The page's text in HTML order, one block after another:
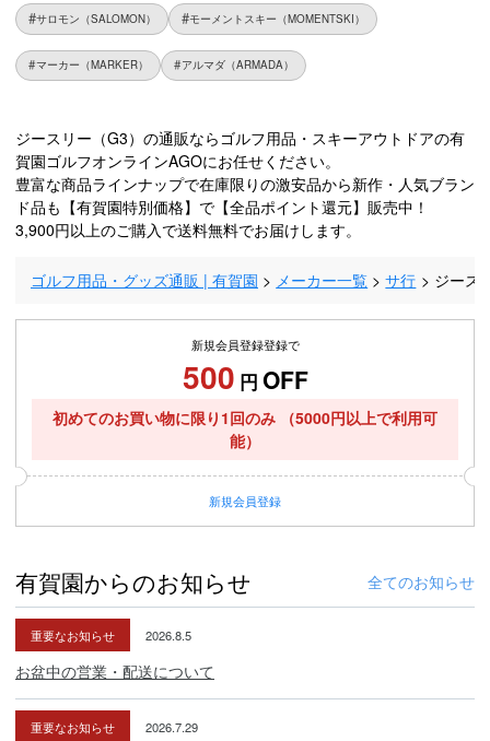
サロモン（SALOMON） モーメントスキー（MOMENTSKI）
マーカー（MARKER） アルマダ（ARMADA）
ジースリー（G3）の通販ならゴルフ用品・スキーアウトドアの有
賀園ゴルフオンラインAGOにお任せください。
豊富な商品ラインナップで在庫限りの激安品から新作・人気ブラン
ド品も【有賀園特別価格】で【全品ポイント還元】販売中！
3,900円以上のご購入で送料無料でお届けします。
ゴルフ用品・グッズ通販 | 有賀園 メーカー一覧 サ行 ジース
新規会員登録登録で
500 円 OFF
初めてのお買い物に限り1回のみ
（5000円以上で利用可
能）
新規会員登録
有賀園からのお知らせ 全てのお知らせ
重要なお知らせ 2026.8.5
お盆中の営業・配送について
重要なお知らせ 2026.7.29